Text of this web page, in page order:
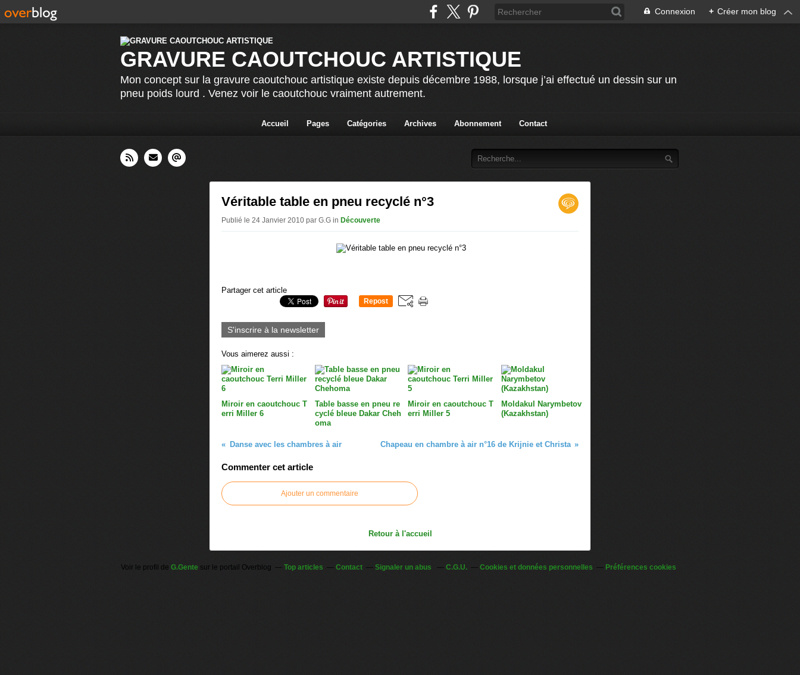
Connexion + Créer mon blog
GRAVURE CAOUTCHOUC ARTISTIQUE
Mon concept sur la gravure caoutchouc artistique existe depuis décembre 1988, lorsque j’ai effectué un dessin sur un
pneu poids lourd . Venez voir le caoutchouc vraiment autrement.
Accueil Pages Catégories Archives Abonnement Contact
Véritable table en pneu recyclé n°3
Publié le 24 Janvier 2010 par G.G in Découverte
Partager cet article
Repost
S'inscrire à la newsletter
Vous aimerez aussi :
Miroir en caoutchouc T
erri Miller 6
Table basse en pneu re
cyclé bleue Dakar Cheh
oma
Miroir en caoutchouc T
erri Miller 5
Moldakul Narymbetov
(Kazakhstan)
Danse avec les chambres à air Chapeau en chambre à air n°16 de Krijnie et Christa
Commenter cet article
Ajouter un commentaire
Retour à l'accueil
Voir le profil de G.Gente sur le portail Overblog Top articles Contact Signaler un abus C.G.U. Cookies et données personnelles Préférences cookies